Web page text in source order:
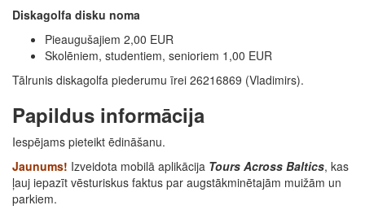
Diskagolfa disku noma
Pieaugušajiem 2,00 EUR
Skolēniem, studentiem, senioriem 1,00 EUR
Tālrunis diskagolfa piederumu īrei 26216869 (Vladimirs).
Papildus informācija
Iespējams pieteikt ēdināšanu.
Jaunums! Izveidota mobilā aplikācija Tours Across Baltics, kas
ļauj iepazīt vēsturiskus faktus par augstākminētajām muižām un
parkiem.